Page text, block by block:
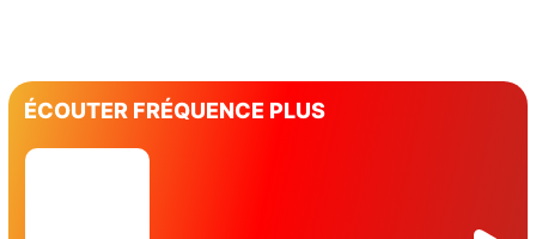
ÉCOUTER FRÉQUENCE PLUS